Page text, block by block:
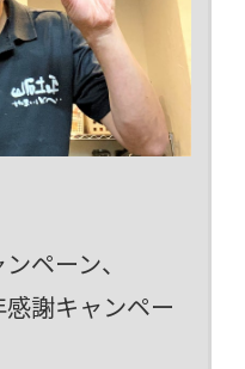
ペーン、
謝キャンペー